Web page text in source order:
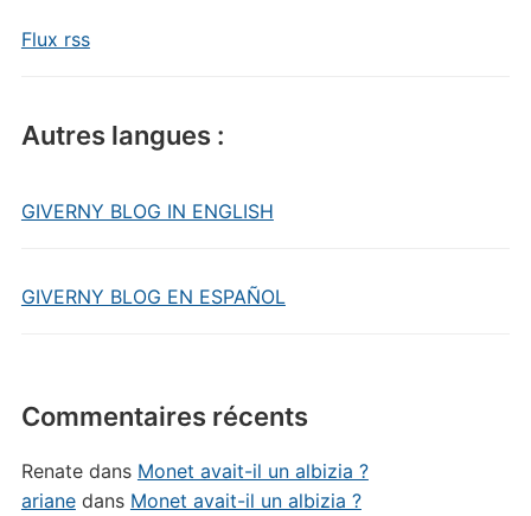
Flux rss
Autres langues :
GIVERNY BLOG IN ENGLISH
GIVERNY BLOG EN ESPAÑOL
Commentaires récents
Renatedans Monet avait-il un albizia ?
arianedans Monet avait-il un albizia ?